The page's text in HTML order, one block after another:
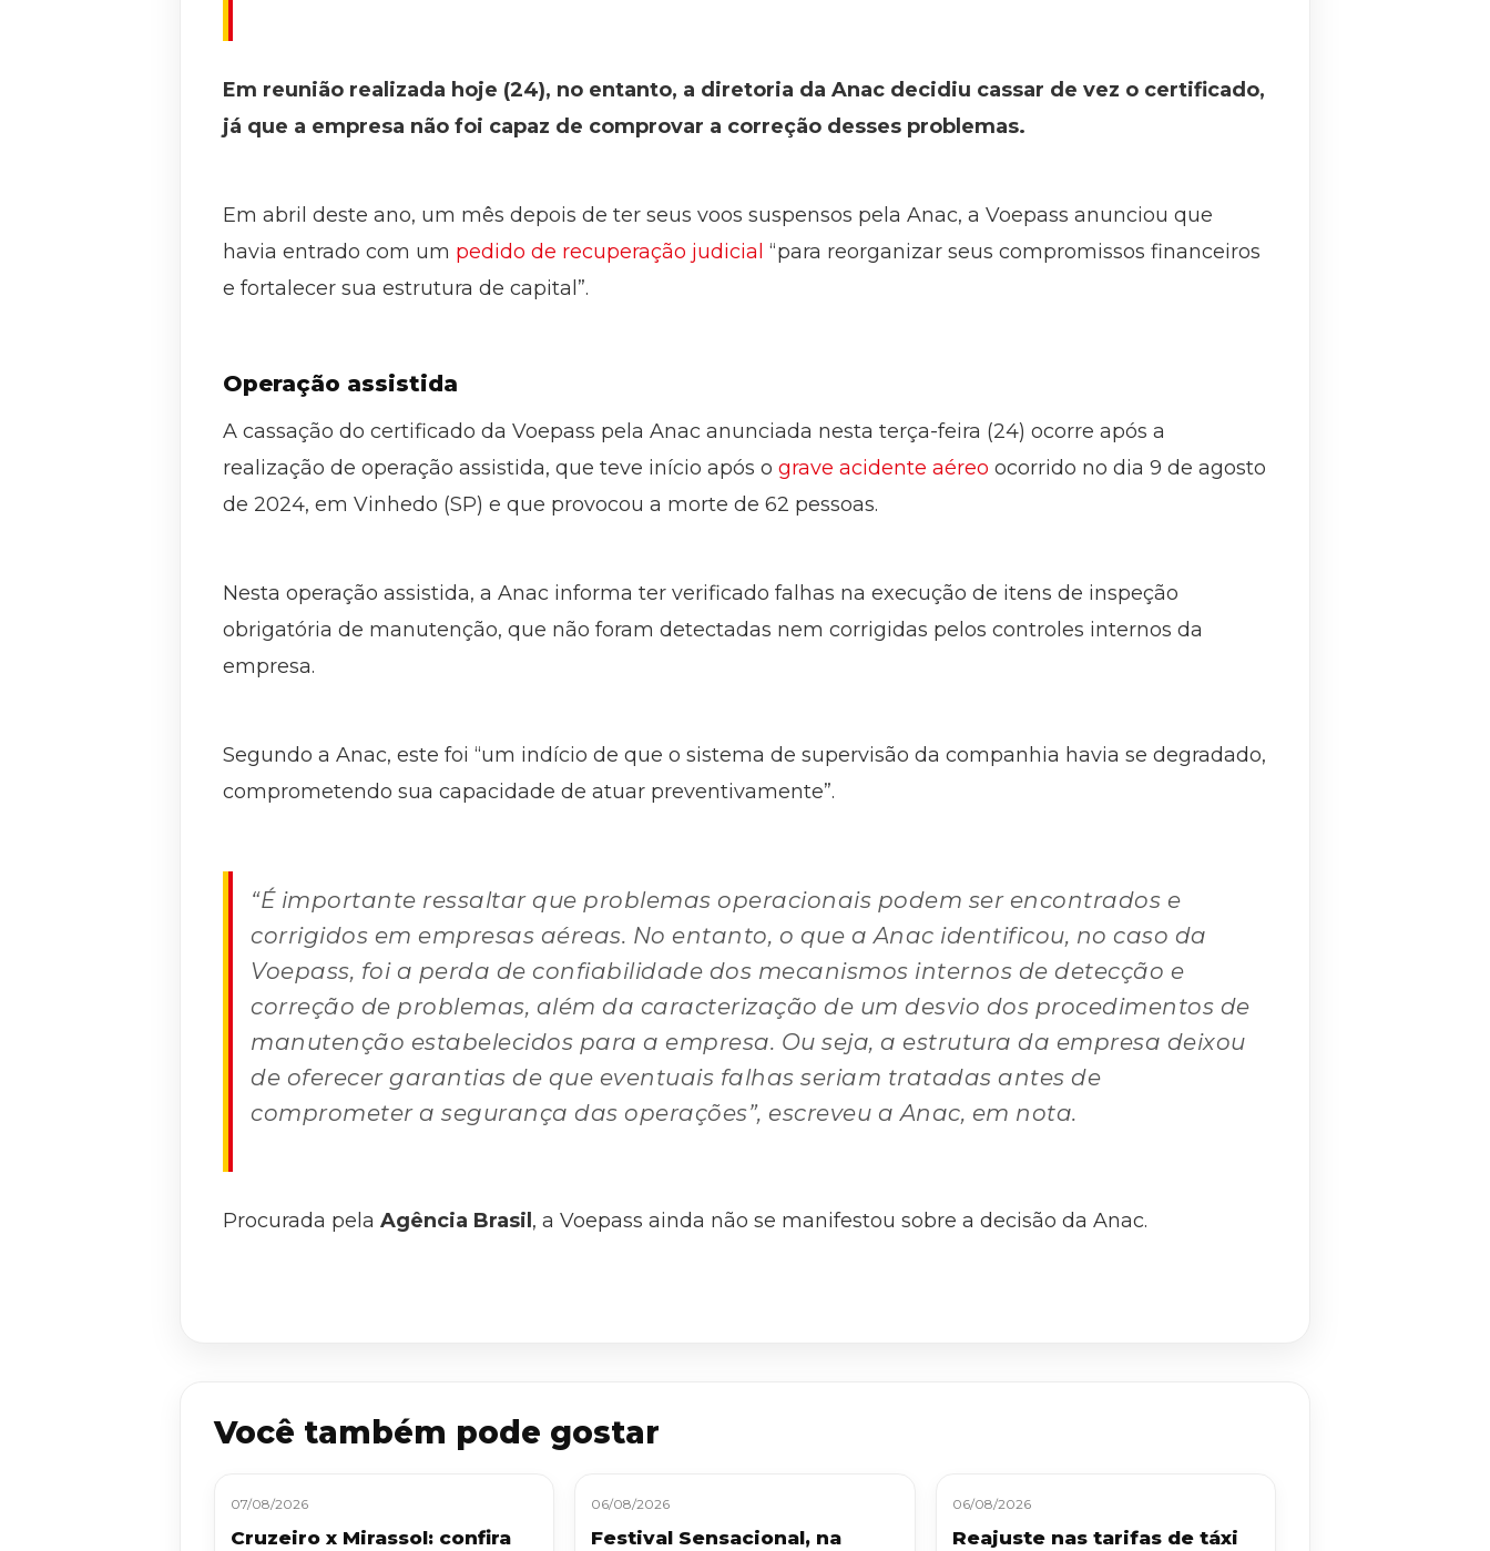
Em reunião realizada hoje (24), no entanto, a diretoria da Anac decidiu cassar de vez o certificado,
já que a empresa não foi capaz de comprovar a correção desses problemas.
Em abril deste ano, um mês depois de ter seus voos suspensos pela Anac, a Voepass anunciou que
havia entrado com um pedido de recuperação judicial “para reorganizar seus compromissos financeiros
e fortalecer sua estrutura de capital”.
Operação assistida
A cassação do certificado da Voepass pela Anac anunciada nesta terça-feira (24) ocorre após a
realização de operação assistida, que teve início após o grave acidente aéreo ocorrido no dia 9 de agosto
de 2024, em Vinhedo (SP) e que provocou a morte de 62 pessoas.
Nesta operação assistida, a Anac informa ter verificado falhas na execução de itens de inspeção
obrigatória de manutenção, que não foram detectadas nem corrigidas pelos controles internos da
empresa.
Segundo a Anac, este foi “um indício de que o sistema de supervisão da companhia havia se degradado,
comprometendo sua capacidade de atuar preventivamente”.
“É importante ressaltar que problemas operacionais podem ser encontrados e
corrigidos em empresas aéreas. No entanto, o que a Anac identificou, no caso da
Voepass, foi a perda de confiabilidade dos mecanismos internos de detecção e
correção de problemas, além da caracterização de um desvio dos procedimentos de
manutenção estabelecidos para a empresa. Ou seja, a estrutura da empresa deixou
de oferecer garantias de que eventuais falhas seriam tratadas antes de
comprometer a segurança das operações”, escreveu a Anac, em nota.
Procurada pela Agência Brasil , a Voepass ainda não se manifestou sobre a decisão da Anac.
Você também pode gostar
07/08/2026
Cruzeiro x Mirassol: confira
06/08/2026
Festival Sensacional, na
06/08/2026
Reajuste nas tarifas de táxi